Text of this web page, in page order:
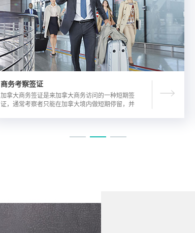
商务考察签证
加拿大商务签证是来加拿大商务访问的一种短期签
证，通常考察者只能在加拿大境内做短期停留，并